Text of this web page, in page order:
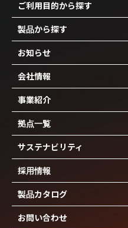
ご利用目的から探す
製品から探す
お知らせ
会社情報
事業紹介
拠点一覧
サステナビリティ
採用情報
製品カタログ
お問い合わせ